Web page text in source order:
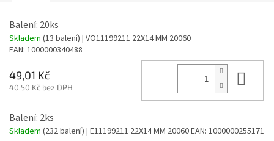
Balení: 20ks
Skladem (13 balení) | VO11199211 22X14 MM 20060
EAN: 1000000340488
49,01 Kč
40,50 Kč bez DPH
Balení: 2ks
Skladem (232 balení) | E11199211 22X14 MM 20060EAN: 1000000255171